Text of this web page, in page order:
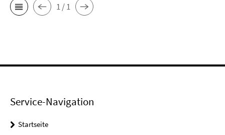
1 / 1
Service-Navigation
Startseite